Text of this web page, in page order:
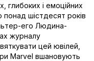
глибоких і емоційних
понад шістдесят років
его Людина-
журналу
цей ювілей,
Marvel вшановують